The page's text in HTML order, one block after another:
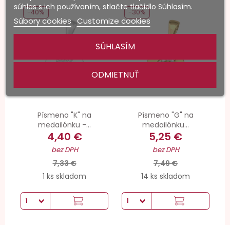
Písmeno "K" na
medailónku -...
4,40 €
bez DPH
7,33 €
1 ks skladom
-40%
Písmeno "G" na
medailónku...
5,25 €
bez DPH
7,49 €
14 ks skladom
-30%
súhlas s ich používaním, stlačte tlačidlo Súhlasím.
Súbory cookies Customize cookies
ODMIETNUŤ
SÚHLASÍM